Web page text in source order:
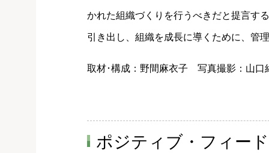
かれた組織づくりを行うべきだと提言す
引き出し、組織を成長に導くために、管
取材･構成：野間麻衣子 写真撮影：山口
ポジティブ・フィー